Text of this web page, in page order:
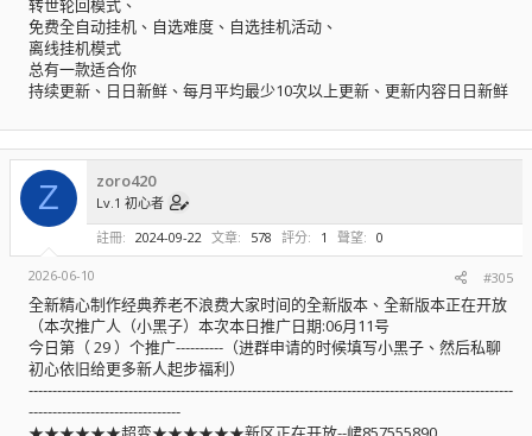
转世轮回模式、
免费全自动挂机、自选难度、自选挂机活动、
离线挂机模式
总有一款适合你
持续更新、日日新鲜、每月平均最少10次以上更新、更新内容日日新鲜
Z zoro420
Lv.1 初心者
註冊
2024-09-22 文章 578 評分 1 聲望 0
2026-06-10 #305
全新精心制作经典养老不浪费大家时间的全新版本、全新版本正在开放
（本次推广人（小黑子）本次本日推广日期:06月11号
今日第（ 29 ）个推广----------（进群申请的时候填写小黑子、然后私聊
初心依旧给更多新人起步福利）
------------------------------------------------------------------------------------------------------
--------------------------------